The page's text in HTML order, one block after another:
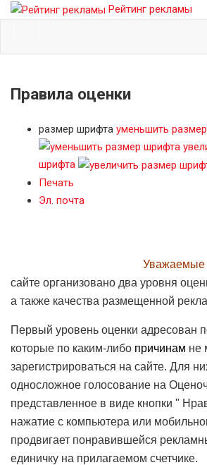
Рейтинг рекламы
Правила оценки
размер шрифта уменьшить
шрифта
Печать
Эл. почта
Уважаемые
сайте организовано два уровня
а также качества размещенной
Первый уровень оценки адресован
которые по каким-либо причинам не
зарегистрироваться на сайте. Для
односложное голосование на
представленное в виде кнопки "
нажатие с компьютера или
продвигает понравившейся
единичку на прилагаемом счетчике.